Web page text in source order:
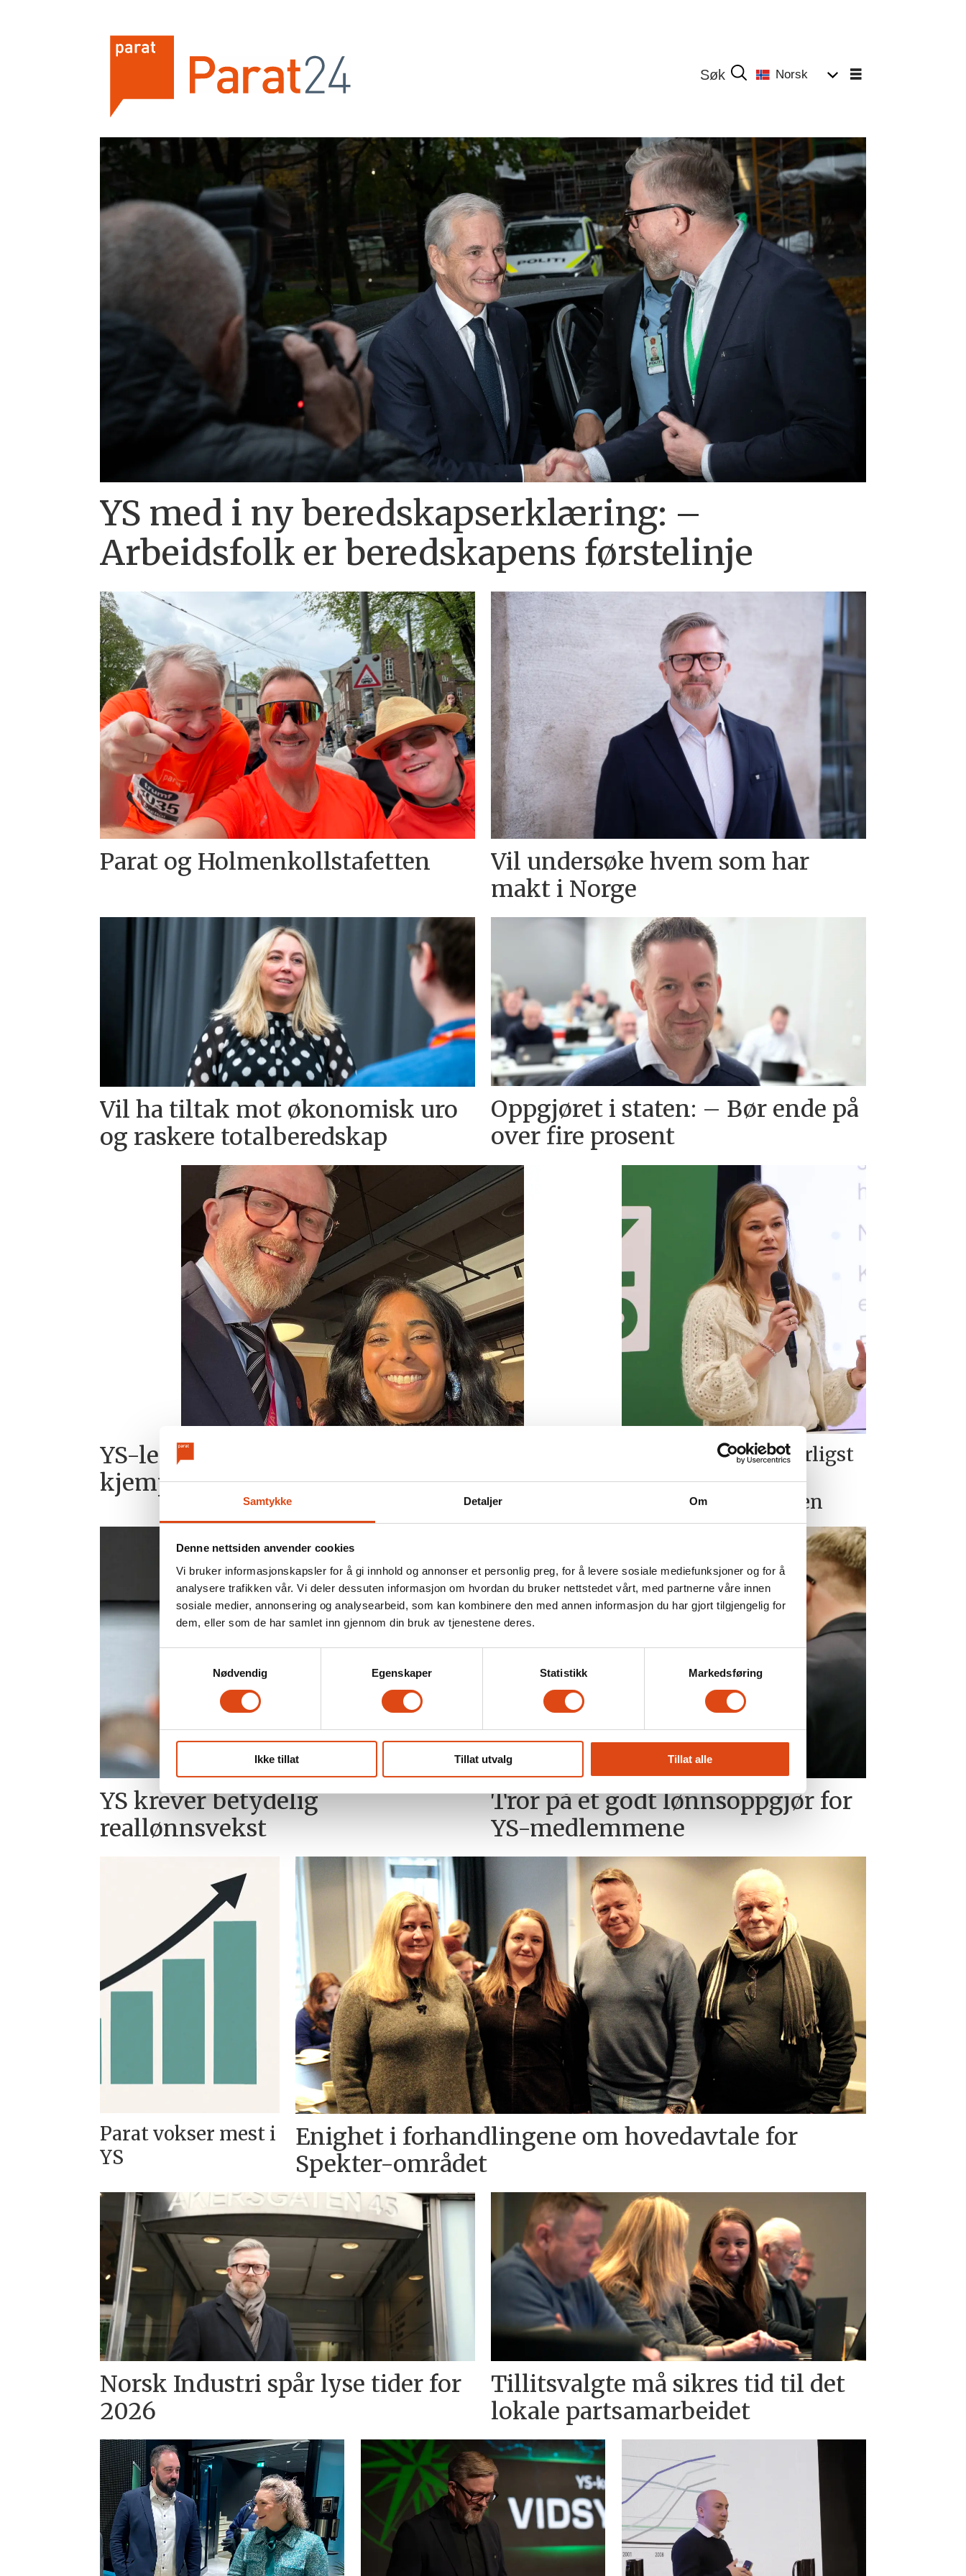
Samtykke Detaljer Om
Denne nettsiden anvender cookies
Vi bruker informasjonskapsler for å gi innhold og annonser et personlig preg, for å levere sosiale mediefunksjoner og for å
analysere trafikken vår. Vi deler dessuten informasjon om hvordan du bruker nettstedet vårt, med partnerne våre innen
sosiale medier, annonsering og analysearbeid, som kan kombinere den med annen informasjon du har gjort tilgjengelig for
dem, eller som de har samlet inn gjennom din bruk av tjenestene deres.
Nødvendig
Egenskaper Statistikk Markedsføring
Ikke tillat Tillat utvalg Tillat alle
Norsk
YS med i ny beredskapserklæring: –
Arbeidsfolk er beredskapens førstelinje
Parat og Holmenkollstafetten
Vil undersøke hvem som har
makt i Norge
Vil ha tiltak mot økonomisk uro
og raskere totalberedskap
Oppgjøret i staten: – Bør ende på
over fire prosent
YS-leder i FNs kvinnekommisjon: – Vi må
kjempe for verdiene våre
Kvinner kommer dårligst
ut av
yrkesskadeordningen
YS krever betydelig
reallønnsvekst
Tror på et godt lønnsoppgjør for
YS-medlemmene
Parat vokser mest i
YS
Enighet i forhandlingene om hovedavtale for
Spekter-området
Norsk Industri spår lyse tider for
2026
Tillitsvalgte må sikres tid til det
lokale partsamarbeidet